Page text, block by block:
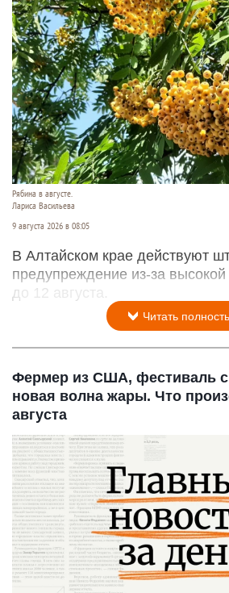
Рябина в августе.
Лариса Васильева
9 августа 2026 в 08:05
В Алтайском крае действуют
предупреждение из-за
до 12 августа.
Читать
Фермер из США, фестиваль с
новая волна жары. Что
августа